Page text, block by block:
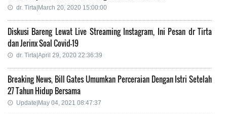
dr. Tirta|March 20, 2020 15:00:00
Diskusi Bareng Lewat Live Streaming Instagram, Ini Pesan dr Tirta
dan Jerinx Soal Covid-19
dr. Tirta|April 29, 2020 22:36:39
Breaking News, Bill Gates Umumkan Perceraian Dengan Istri Setelah
27 Tahun Hidup Bersama
Update|May 04, 2021 08:47:37